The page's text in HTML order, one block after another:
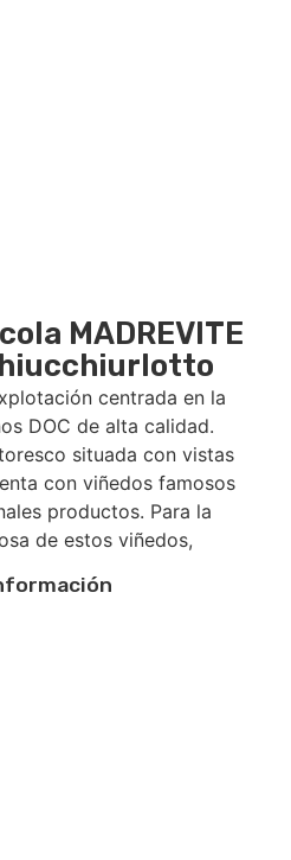
MADREVITE
centrada en la
DOC de alta calidad.
situada con vistas
con viñedos famosos
productos. Para la
de estos viñedos,